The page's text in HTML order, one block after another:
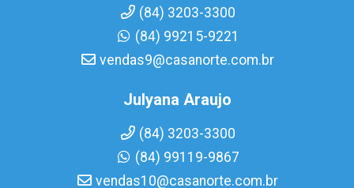
(84) 3203-3300
(84) 99215-9221
vendas9@casanorte.com.br
Julyana Araujo
(84) 3203-3300
(84) 99119-9867
vendas10@casanorte.com.br